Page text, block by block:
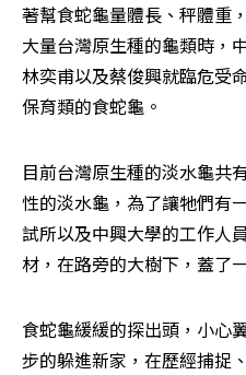
著幫食蛇龜量體長、秤體重
大量台灣原生種的龜類時，
林奕甫以及蔡俊興就臨危受
保育類的食蛇龜。
目前台灣原生種的淡水龜共
性的淡水龜，為了讓牠們有
試所以及中興大學的工作人
材，在路旁的大樹下，蓋了
食蛇龜緩緩的探出頭，小心
步的躲進新家，在歷經捕捉